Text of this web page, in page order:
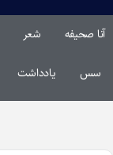
آنا صحیفه شعر
سس یادداشت